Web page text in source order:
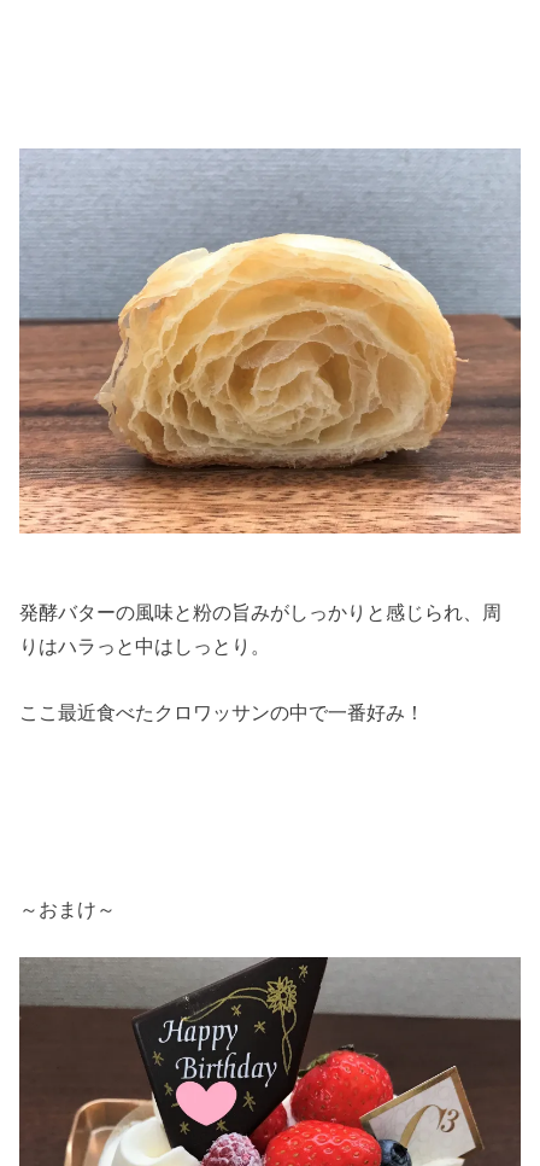
発酵バターの風味と粉の旨みがしっかりと感じられ、周
りはハラっと中はしっとり。
ここ最近食べたクロワッサンの中で一番好み！
～おまけ～